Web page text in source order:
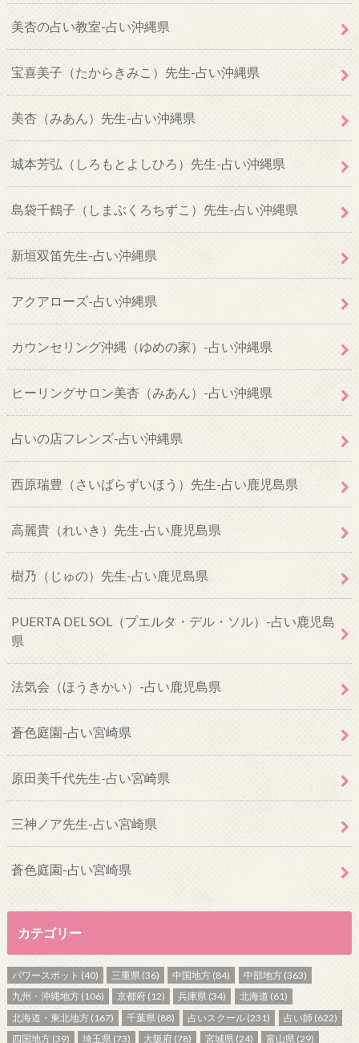
美杏の占い教室-占い沖縄県
宝喜美子（たからきみこ）先生-占い沖縄県
美杏（みあん）先生-占い沖縄県
城本芳弘（しろもとよしひろ）先生-占い沖縄県
島袋千鶴子（しまぶくろちずこ）先生-占い沖縄県
新垣双笛先生-占い沖縄県
アクアローズ-占い沖縄県
カウンセリング沖縄（ゆめの家）-占い沖縄県
ヒーリングサロン美杏（みあん）-占い沖縄県
占いの店フレンズ-占い沖縄県
西原瑞豊（さいばらずいほう）先生-占い鹿児島県
高麗貴（れいき）先生-占い鹿児島県
樹乃（じゅの）先生-占い鹿児島県
PUERTA DEL SOL（プエルタ・デル・ソル）-占い鹿児島
県
法気会（ほうきかい）-占い鹿児島県
蒼色庭園-占い宮崎県
原田美千代先生-占い宮崎県
三神ノア先生-占い宮崎県
蒼色庭園-占い宮崎県
カテゴリー
パワースポット (40) 三重県 (36) 中国地方 (84) 中部地方 (363)
九州・沖縄地方 (106) 京都府 (12) 兵庫県 (34) 北海道 (61)
北海道・東北地方(167) 千葉県 (88) 占いスクール (231) 占い師 (622)
四国地方(39) 埼玉県 (73) 大阪府 (78) 宮城県(24) 富山県(29)